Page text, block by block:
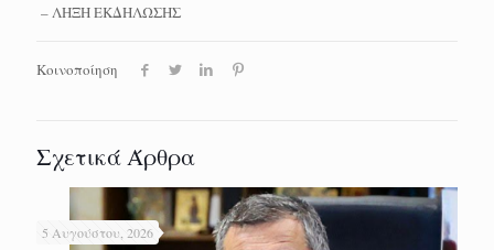
– ΛΗΞΗ ΕΚΔΗΛΩΣΗΣ
Κοινοποίηση
Σχετικά Άρθρα
5 Αυγούστου, 2026